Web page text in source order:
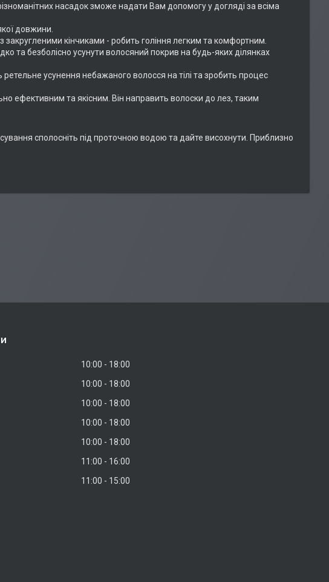
насадок зможе надати Вам допомогу у догляді за всіма
довжини.
закругленими кінчиками - робить гоління легким та комфортним.
та безболісно усунути волосяний покрив на будь-яких ділянках
усунення небажаного волосся на тілі та зробить процес
ефективним та якісним. Він направить волоски до лез, таким
сполосніть під проточною водою та дайте висохнути. Приблизно
10:00
18:00
10:00
18:00
10:00
18:00
10:00
18:00
10:00
18:00
11:00
16:00
11:00 15:00